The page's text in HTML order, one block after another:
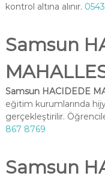
kontrol altına alınır.
Samsun
Samsun HACIDEDE
eğitim kurumlarında
gerçekleştirilir.
867 8769
Samsun